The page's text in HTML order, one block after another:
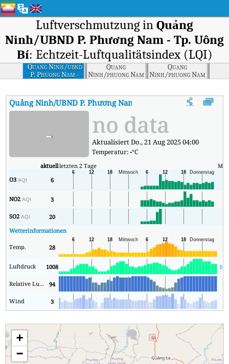
Luftverschmutzung in Quảng
Ninh/UBND P. Phương Nam - Tp. Uông
Bí: Echtzeit-Luftqualitätsindex (LQI)
Quang Ninh/ubnd
P. Phuong Nam -
Tp. Uong Bi
Quang
Ninh/phuong Nam
Quang
Ninh/phuong Nam
Quảng Ninh/UBND P. Phương Nam - Tp. Uông Bí AQI :Quảng
- no data
Aktualisiert Do., 21 Aug 2025 04:00
Temperatur:-°C
aktuellletzten 2 Tage
O3AQI 6
NO2AQI 3
SO2AQI 20
Wetterinformationen
Temp. 28 26
Luftdruck 1008
Relative Luftfeuchtigkeit 94 65
Wind 3
+
−